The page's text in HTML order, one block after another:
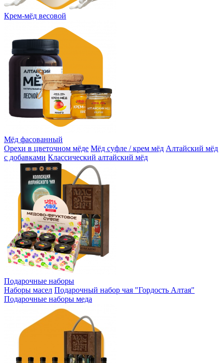
Крем-мёд весовой
Мёд фасованный
Орехи в цветочном мёде Мёд суфле / крем мёд Алтайский мёд
с добавками Классический алтайский мёд
Подарочные наборы
Наборы масел Подарочный набор чая "Гордость Алтая"
Подарочные наборы меда